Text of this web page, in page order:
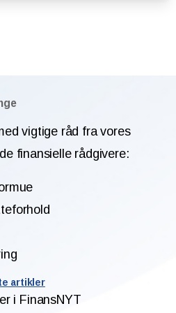
vigtige råd fra vores
finansielle rådgivere:
artikler
i FinansNYT